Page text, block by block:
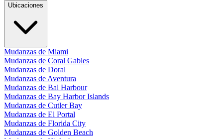
Ubicaciones
Mudanzas de Miami
Mudanzas de Coral Gables
Mudanzas de Doral
Mudanzas de Aventura
Mudanzas de Bal Harbour
Mudanzas de Bay Harbor Islands
Mudanzas de Cutler Bay
Mudanzas de El Portal
Mudanzas de Florida City
Mudanzas de Golden Beach